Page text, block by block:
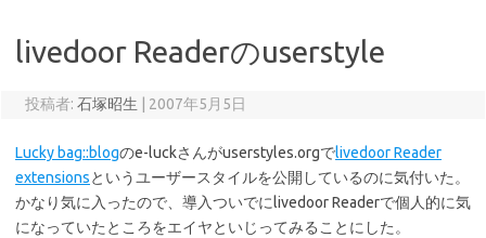
livedoor Readerのuserstyle
投稿者: 石塚昭生 2007年5月5日
Lucky bag::blogのe-luckさんがuserstyles.orgでlivedoor Reader
extensionsというユーザースタイルを公開しているのに気付いた。
かなり気に入ったので、導入ついでにlivedoor Readerで個人的に気
になっていたところをエイヤといじってみることにした。